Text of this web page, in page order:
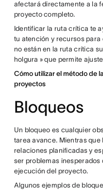
afectará directamente a la
proyecto completo.
Identificar la ruta crítica te
tu atención y recursos
no están en la ruta crítica
holgura » que permite
Cómo utilizar el método de
proyectos
Bloqueos
Un bloqueo es cualquier
tarea avance. Mientras
relaciones planificadas y
ser problemas inesperados
ejecución del proyecto.
Algunos ejemplos de